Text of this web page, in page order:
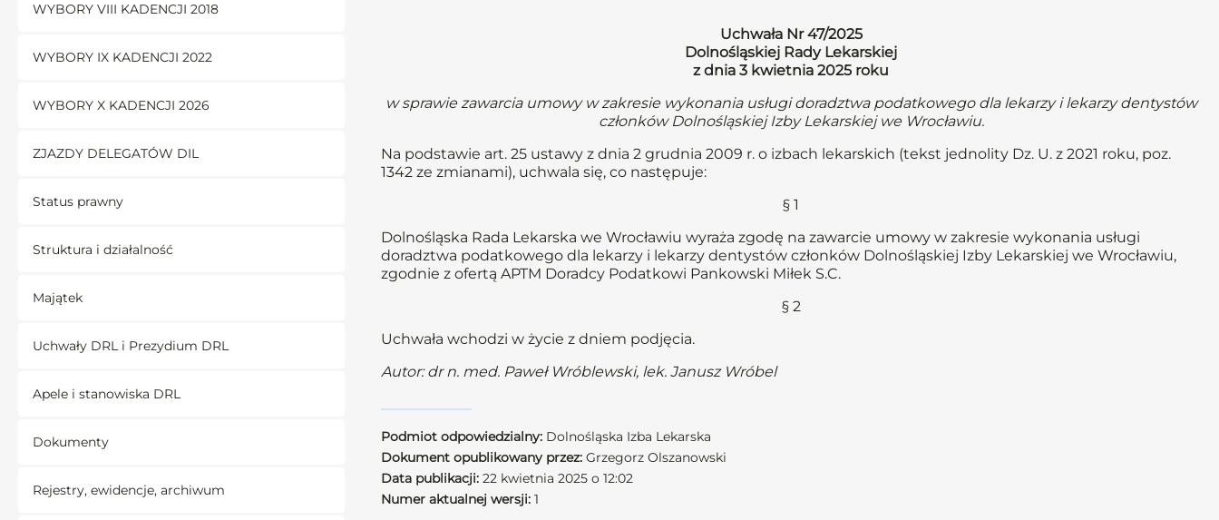
WYBORY VIII KADENCJI 2018
WYBORY IX KADENCJI 2022
WYBORY X KADENCJI 2026
ZJAZDY DELEGATÓW DIL
Status prawny
Struktura i działalność
Majątek
Uchwały DRL i Prezydium DRL
Apele i stanowiska DRL
Dokumenty
Rejestry, ewidencje, archiwum
Uchwała Nr 47/2025
Dolnośląskiej Rady Lekarskiej
z dnia 3 kwietnia 2025 roku
w sprawie zawarcia umowy w zakresie wykonania usługi doradztwa podatkowego dla lekarzy i lekarzy dentystów
członków Dolnośląskiej Izby Lekarskiej we Wrocławiu.
Na podstawie art. 25 ustawy z dnia 2 grudnia 2009 r. o izbach lekarskich (tekst jednolity Dz. U. z 2021 roku, poz.
1342 ze zmianami), uchwala się, co następuje:
§ 1
Dolnośląska Rada Lekarska we Wrocławiu wyraża zgodę na zawarcie umowy w zakresie wykonania usługi
doradztwa podatkowego dla lekarzy i lekarzy dentystów członków Dolnośląskiej Izby Lekarskiej we Wrocławiu,
zgodnie z ofertą APTM Doradcy Podatkowi Pankowski Miłek S.C.
§ 2
Uchwała wchodzi w życie z dniem podjęcia.
Autor: dr n. med. Paweł Wróblewski, lek. Janusz Wróbel
Podmiot odpowiedzialny: Dolnośląska Izba Lekarska
Dokument opublikowany przez: Grzegorz Olszanowski
Data publikacji: 22 kwietnia 2025 o 12:02
Numer aktualnej wersji: 1